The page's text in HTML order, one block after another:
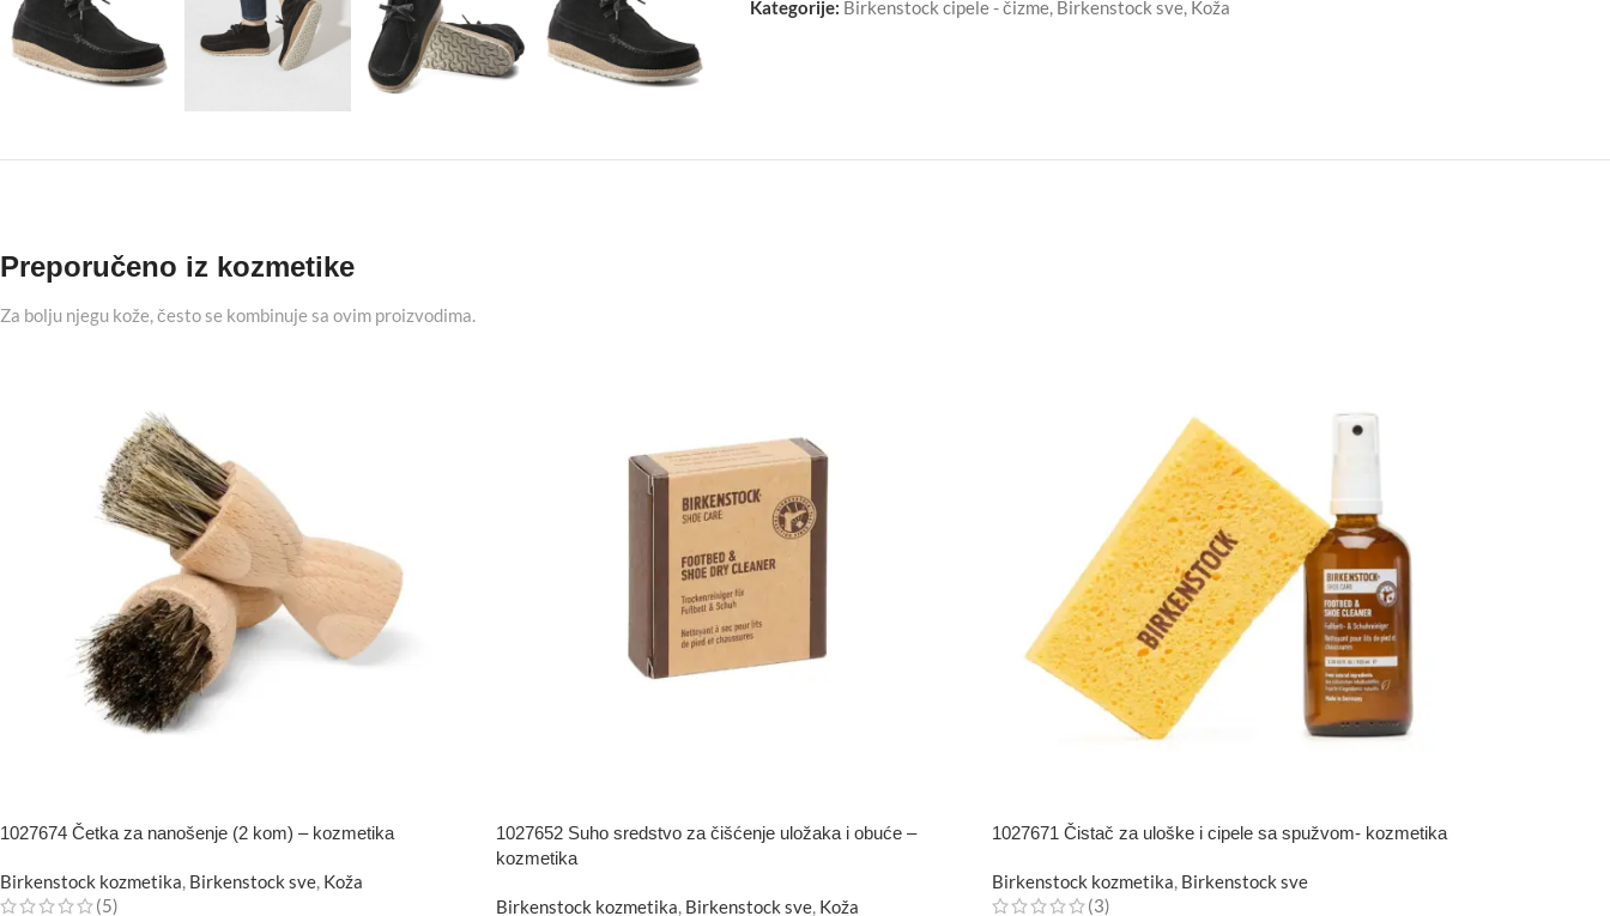
Kategorije: Birkenstock cipele - čizme, Birkenstock sve, Koža
Preporučeno iz kozmetike
Za bolju njegu kože, često se kombinuje sa ovim proizvodima.
1027674 Četka za nanošenje (2 kom) – kozmetika
Birkenstock kozmetika, Birkenstock sve, Koža
(5)
1027652 Suho sredstvo za čišćenje uložaka i obuće –
kozmetika
Birkenstock kozmetika, Birkenstock sve, Koža
1027671 Čistač za uloške i cipele sa spužvom- kozmetika
Birkenstock kozmetika, Birkenstock sve
(3)